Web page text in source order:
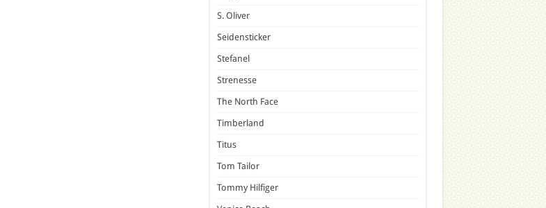
S. Oliver
Seidensticker
Stefanel
Strenesse
The North Face
Timberland
Titus
Tom Tailor
Tommy Hilfiger